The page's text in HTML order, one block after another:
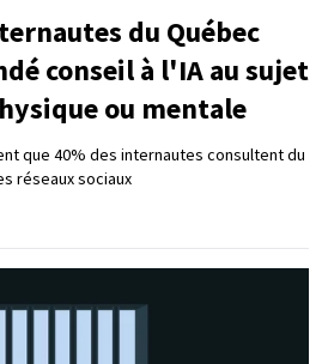
du Québec
conseil à l'IA au sujet
ou mentale
que 40% des internautes consultent du
réseaux sociaux